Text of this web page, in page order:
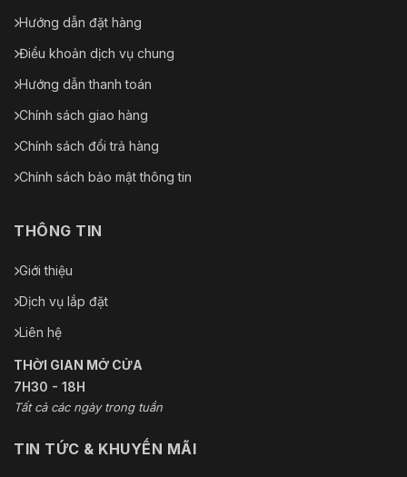
Hướng dẫn đặt hàng
Điều khoản dịch vụ chung
Hướng dẫn thanh toán
Chính sách giao hàng
Chính sách đổi trả hàng
Chính sách bảo mật thông tin
THÔNG TIN
Giới thiệu
Dịch vụ lắp đặt
Liên hệ
THỜI GIAN MỞ CỬA
7H30 - 18H
Tất cả các ngày trong tuần
TIN TỨC & KHUYẾN MÃI